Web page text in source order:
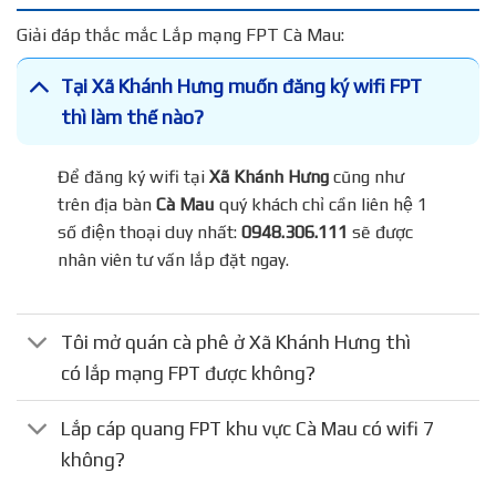
Giải đáp thắc mắc Lắp mạng FPT Cà Mau:
Tại Xã Khánh Hưng muốn đăng ký wifi FPT
thì làm thế nào?
Để đăng ký wifi tạiXã Khánh Hưngcũng như
trên địa bànCà Mauquý khách chỉ cần liên hệ 1
số điện thoại duy nhất:0948.306.111 sẽ được
nhân viên tư vấn lắp đặt ngay.
Tôi mở quán cà phê ở Xã Khánh Hưng thì
có lắp mạng FPT được không?
Lắp cáp quang FPT khu vực Cà Mau có wifi 7
không?